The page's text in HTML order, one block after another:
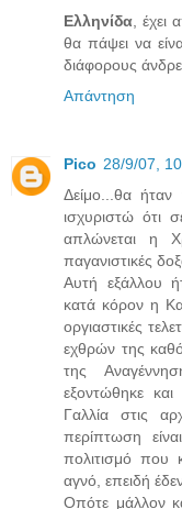
Ελληνίδα ,
θα πάψει να
διάφορους
Απάντηση
Pico 28/9/07,
Δείμο...θα
ισχυριστώ ότι
απλώνεται η
παγανιστικές
Αυτή εξάλλου
κατά κόρον η
οργιαστικές
εχθρών της
της
εξοντώθηκε
Γαλλία στις
περίπτωση
πολιτισμό που
αγνό, επειδή
Οπότε μάλλον